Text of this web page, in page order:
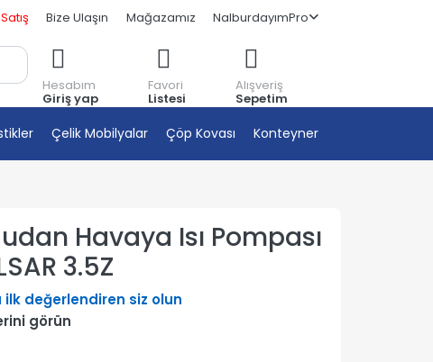
Bize Ulaşın Mağazamız NalburdayımPro
Hesabım
Giriş yap
Favori
Listesi
Alışveriş
Sepetim
Çelik Mobilyalar Çöp Kovası Konteyner
Havaya Isı Pompası
3.5Z
ilk değerlendiren siz olun
görün